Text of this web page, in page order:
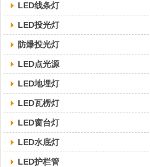
LED线条灯
LED投光灯
防爆投光灯
LED点光源
LED地埋灯
LED瓦楞灯
LED窗台灯
LED水底灯
LED护栏管